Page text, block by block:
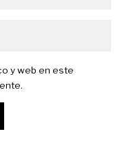
y web en este